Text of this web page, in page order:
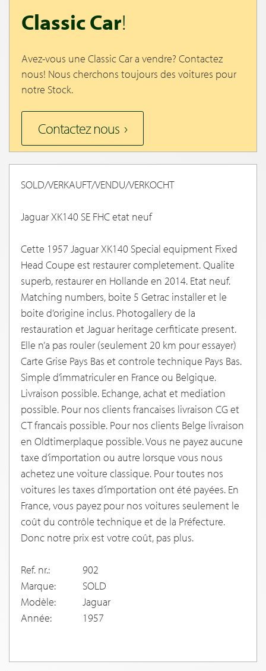
Classic Car!
Avez-vous une Classic Car a vendre? Contactez
nous! Nous cherchons toujours des voitures pour
notre Stock.
Contactez nous
SOLD/VERKAUFT/VENDU/VERKOCHT
Jaguar XK140 SE FHC etat neuf
Cette 1957 Jaguar XK140 Special equipment Fixed
Head Coupe est restaurer completement. Qualite
superb, restaurer en Hollande en 2014. Etat neuf.
Matching numbers, boite 5 Getrac installer et le
boite d’origine inclus. Photogallery de la
restauration et Jaguar heritage cerfiticate present.
Elle n’a pas rouler (seulement 20 km pour essayer)
Carte Grise Pays Bas et controle technique Pays Bas.
Simple d’immatriculer en France ou Belgique.
Livraison possible. Echange, achat et mediation
possible. Pour nos clients francaises livraison CG et
CT francais possible. Pour nos clients Belge livraison
en Oldtimerplaque possible. Vous ne payez aucune
taxe d’importation ou autre lorsque vous nous
achetez une voiture classique. Pour toutes nos
voitures les taxes d’importation ont été payées. En
France, vous payez pour nos voitures seulement le
coût du contrôle technique et de la Préfecture.
Donc notre prix est votre coût, pas plus.
Ref. nr.:
902
Marque:
SOLD
Modèle:
Jaguar
Année:
1957